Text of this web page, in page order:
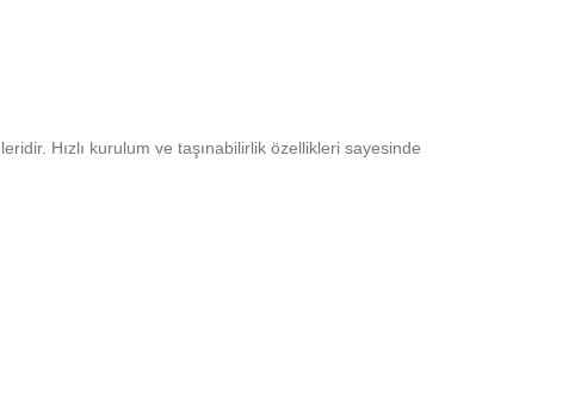
Hızlı kurulum ve taşınabilirlik özellikleri sayesinde